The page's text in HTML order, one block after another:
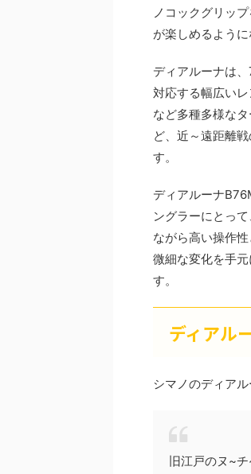
ノコックグリッ
が楽しめるように
ディアルーナは
対応する幅広い
など多種多様な
ど、近～遠距離
す。
ディアルーナ
ングラーにとっ
ながら高い操作
微細な変化を手
す。
ディアル
シマノのディア
旧江戸のヌ~